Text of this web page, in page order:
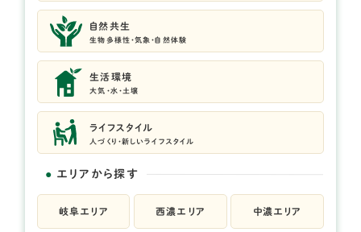
自然共生
生物多様性・気象・自然体験
生活環境
大気・水・土壌
ライフスタイル
人づくり・新しいライフスタイル
エリアから探す
岐阜エリア 西濃エリア 中濃エリア